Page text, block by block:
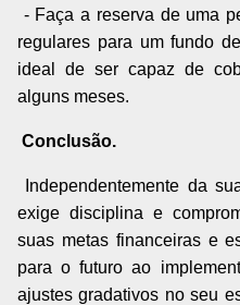
- Faça a reserva de uma
regulares para um fundo
ideal de ser capaz de
alguns meses.
Conclusão.
Independentemente da
exige disciplina e
suas metas financeiras e
para o futuro ao
ajustes gradativos no seu